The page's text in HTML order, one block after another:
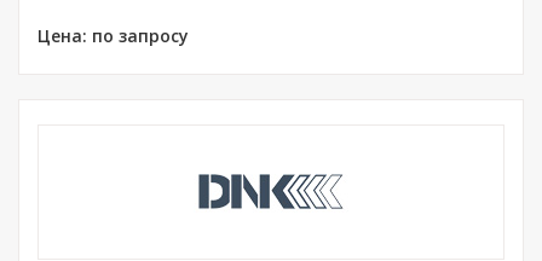
Цена: по запросу